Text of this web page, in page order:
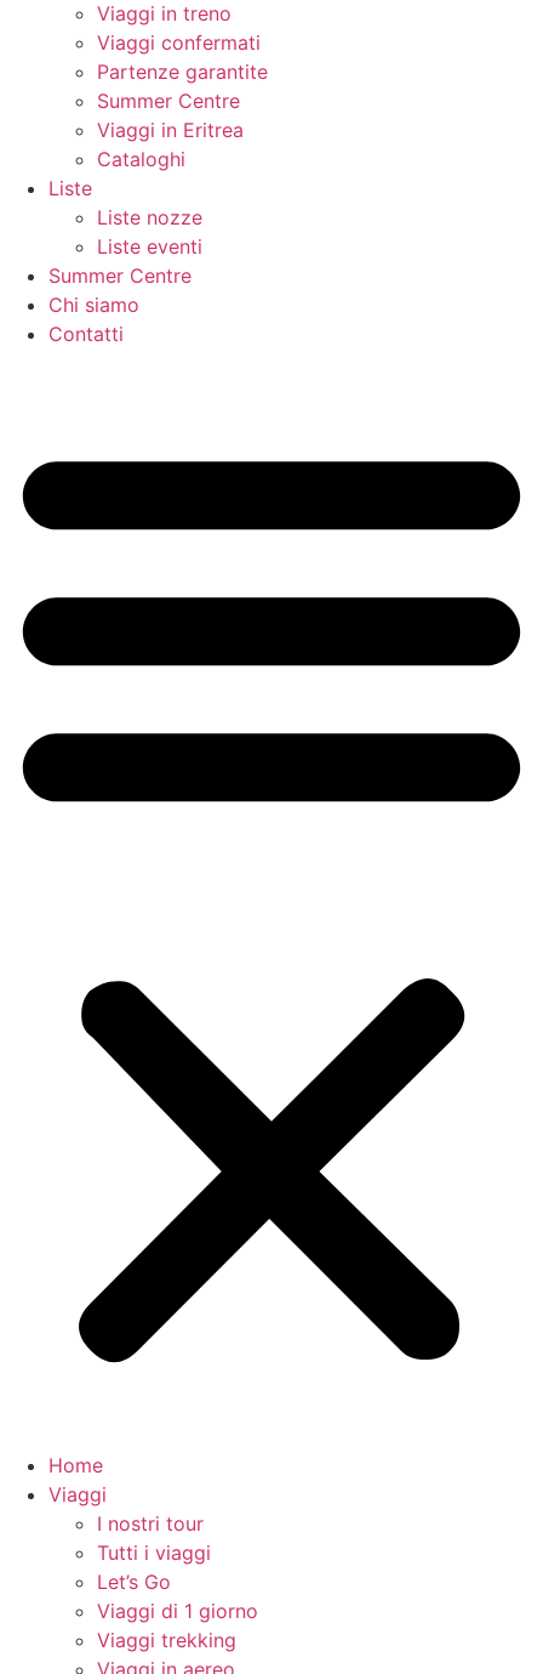
Viaggi in treno
Viaggi confermati
Partenze garantite
Summer Centre
Viaggi in Eritrea
Cataloghi
Liste
Liste nozze
Liste eventi
Summer Centre
Chi siamo
Contatti
Home
Viaggi
I nostri tour
Tutti i viaggi
Let’s Go
Viaggi di 1 giorno
Viaggi trekking
Viaggi in aereo